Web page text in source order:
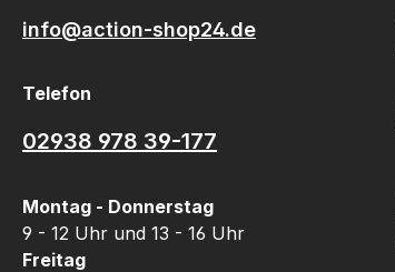
info@action-shop24.de
Telefon
02938 978 39-177
Montag - Donnerstag
9 - 12 Uhr und 13 - 16 Uhr
Freitag